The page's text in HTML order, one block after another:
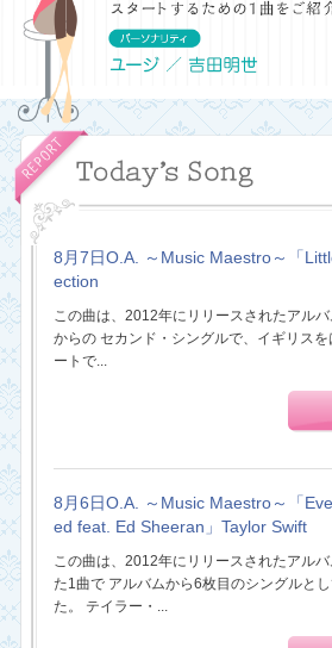
8月7日O.A. ～Music Maestro～「
ection
この曲は、2012年にリリースされたアルバ
からの セカンド・シングルで、イギリス
ートで...
8月6日O.A. ～Music Maestro～「
ed feat. Ed Sheeran」Taylor Swift
この曲は、2012年にリリースされたアル
た1曲で アルバムから6枚目のシングルと
た。 テイラー・...